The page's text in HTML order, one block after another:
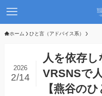
ホーム ひと言（アドバイス系）
人を依存し
VRSNSで
【燕谷のひ
2026
2/14